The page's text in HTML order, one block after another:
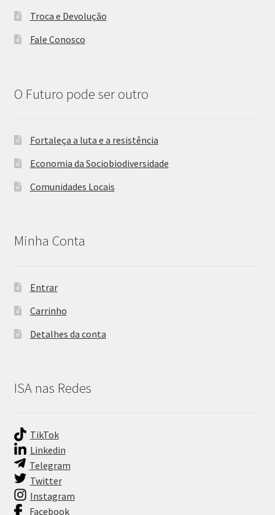
Troca e Devolução
Fale Conosco
O Futuro pode ser outro
Fortaleça a luta e a resistência
Economia da Sociobiodiversidade
Comunidades Locais
Minha Conta
Entrar
Carrinho
Detalhes da conta
ISA nas Redes
TikTok
Linkedin
Telegram
Twitter
Instagram
Facebook